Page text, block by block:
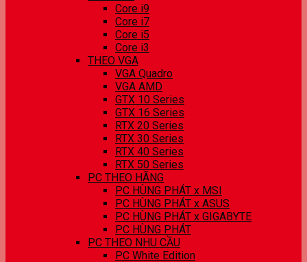
Core i9
Core i7
Core i5
Core i3
THEO VGA
VGA Quadro
VGA AMD
GTX 10 Series
GTX 16 Series
RTX 20 Series
RTX 30 Series
RTX 40 Series
RTX 50 Series
PC THEO HÃNG
PC HÙNG PHÁT x MSI
PC HÙNG PHÁT x ASUS
PC HÙNG PHÁT x GIGABYTE
PC HÙNG PHÁT
PC THEO NHU CẦU
PC White Edition